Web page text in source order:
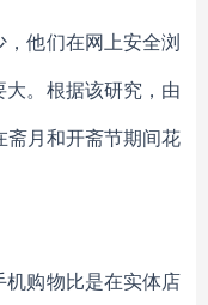
他们在网上安全浏
。根据该研究，由
月和开斋节期间花
购物比是在实体店